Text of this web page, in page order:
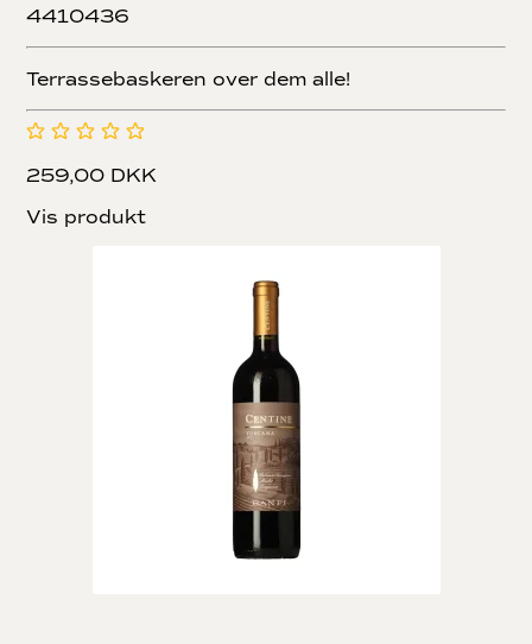
4410436
Terrassebaskeren over dem alle!
259,00 DKK
Vis produkt